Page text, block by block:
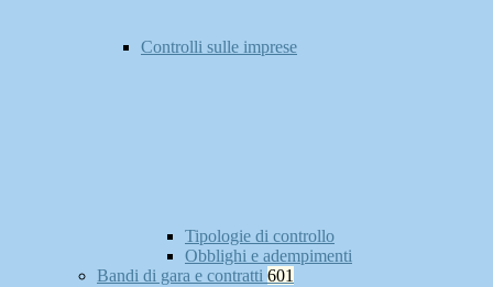
Controlli sulle imprese
Tipologie di controllo
Obblighi e adempimenti
Bandi di gara e contratti 601